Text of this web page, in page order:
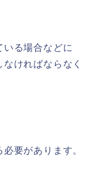
る場合などに
ければならなく
要があります。